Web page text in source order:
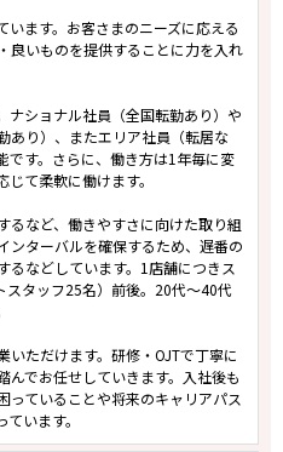
ます。お客さまのニーズに応える
良いものを提供することに力を入れ
ショナル社員（全国転勤あり）や
あり）、またエリア社員（転居な
です。さらに、働き方は1年毎に変
て柔軟に働けます。
など、働きやすさに向けた取り組
ンターバルを確保するため、遅番の
るなどしています。1店舗につきス
タッフ25名）前後。20代～40代
ただけます。研修・OJTで丁寧に
でお任せしていきます。入社後も
っていることや将来のキャリアパス
います。